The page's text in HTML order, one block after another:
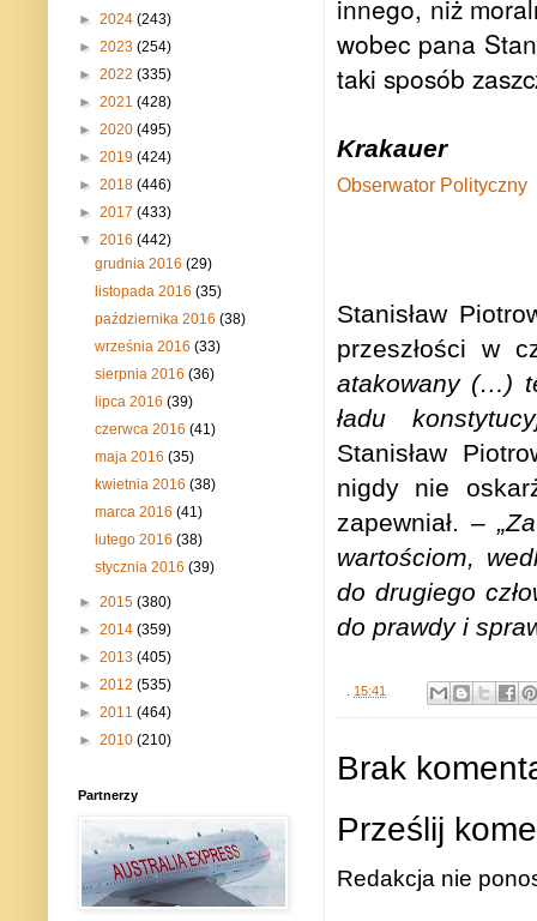
innego, niż
wobec pana
taki sposób
Krakauer
Obserwator Polityczny
Stanisław
przeszłości w
atakowany (…)
ładu
Stanisław
nigdy nie
zapewniał. –
wartościom,
do drugiego
do prawdy i
. 15:41
Brak
Prześlij
Redakcja nie
► 2024 (243)
► 2023 (254)
► 2022 (335)
► 2021 (428)
► 2020 (495)
► 2019 (424)
► 2018 (446)
► 2017 (433)
▼ 2016 (442)
grudnia 2016(29)
listopada 2016(35)
października 2016(38)
września 2016(33)
sierpnia 2016(36)
lipca 2016(39)
czerwca 2016(41)
maja 2016(35)
kwietnia 2016(38)
marca 2016(41)
lutego 2016(38)
stycznia 2016(39)
► 2015 (380)
► 2014 (359)
► 2013 (405)
► 2012 (535)
► 2011 (464)
► 2010 (210)
Partnerzy